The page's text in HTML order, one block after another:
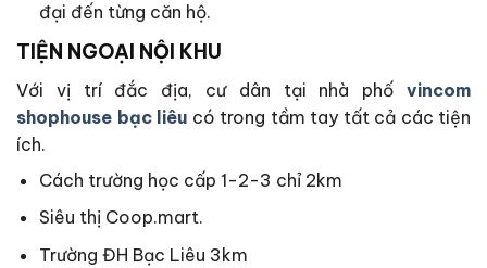
đại đến từng căn hộ.
TIỆN NGOẠI NỘI KHU
Với vị trí đắc địa, cư dân tại nhà phố vincom
shophouse bạc liêu có trong tầm tay tất cả các tiện
ích.
Cách trường học cấp 1-2-3 chỉ 2km
Siêu thị Coop.mart.
Trường ĐH Bạc Liêu 3km